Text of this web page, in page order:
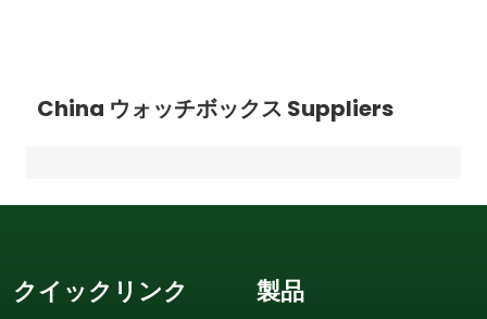
China ウォッチボックス Suppliers
クイックリンク 製品